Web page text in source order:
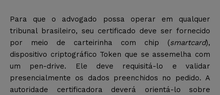
Para que o advogado possa operar em qualquer
tribunal brasileiro, seu certificado deve ser fornecido
por meio de carteirinha com chip (smartcard),
dispositivo criptográfico Token que se assemelha com
um pen-drive. Ele deve requisitá-lo e validar
presencialmente os dados preenchidos no pedido. A
autoridade certificadora deverá orientá-lo sobre